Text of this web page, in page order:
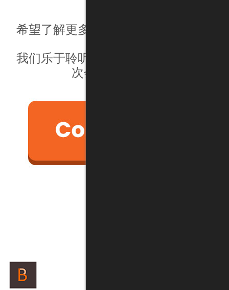
希望了解更多？请点击下方按钮联系
我们乐于聆听您的需求并为您提供此
次会议的录像。